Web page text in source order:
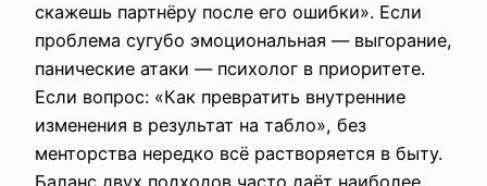
скажешь партнёру после его ошибки». Если
проблема сугубо эмоциональная — выгорание,
панические атаки — психолог в приоритете.
Если вопрос: «Как превратить внутренние
изменения в результат на табло», без
менторства нередко всё растворяется в быту.
Баланс двух подходов часто даёт наиболее